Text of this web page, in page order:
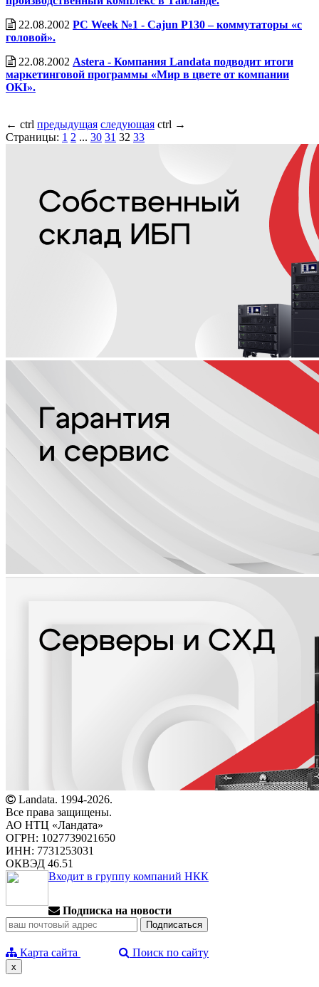
22.08.2002 PC Week №1 - Cajun P130 – коммутаторы «с
головой».
22.08.2002 Astera - Компания Landata подводит итоги
маркетинговой программы «Мир в цвете от компании
OKI».
← ctrl предыдущая следующая ctrl →
Страницы: 1 2 ... 30 31 32 33
Landata. 1994-2026.
Все права защищены.
АО НТЦ «Ландата»
ОГРН: 1027739021650
ИНН: 7731253031
ОКВЭД 46.51
Входит в группу компаний НКК
Подписка на новости
Карта сайта Поиск по сайту
x